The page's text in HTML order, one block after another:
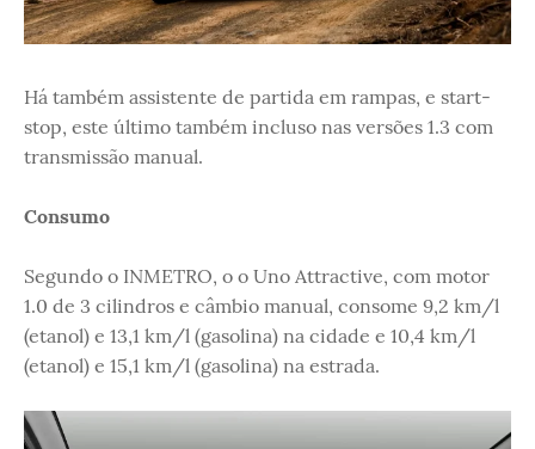
Há também assistente de partida em rampas, e start-
stop, este último também incluso nas versões 1.3 com
transmissão manual.
Consumo
Segundo o INMETRO, o o Uno Attractive, com motor
1.0 de 3 cilindros e câmbio manual, consome 9,2 km/l
(etanol) e 13,1 km/l (gasolina) na cidade e 10,4 km/l
(etanol) e 15,1 km/l (gasolina) na estrada.